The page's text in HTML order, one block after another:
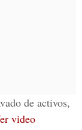
de activos,
video